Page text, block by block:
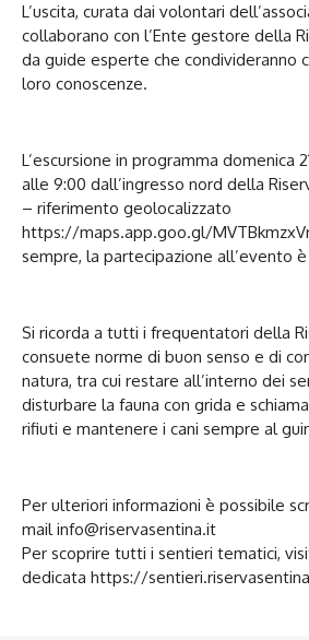
L’uscita, curata dai volontari
collaborano con l’Ente gestore della
da guide esperte che condivideranno
loro conoscenze.
L’escursione in programma domenica
alle 9:00 dall’ingresso nord della
– riferimento geolocalizzato
https://maps.app.goo.gl/
sempre, la partecipazione all’evento
Si ricorda a tutti i frequentatori della
consuete norme di buon senso e di
natura, tra cui restare all’interno dei
disturbare la fauna con grida e
rifiuti e mantenere i cani sempre al
Per ulteriori informazioni è possibile
mail info@riservasentina.it
Per scoprire tutti i sentieri tematici,
dedicata https://